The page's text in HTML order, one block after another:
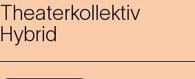
Theaterkollektiv
Hybrid